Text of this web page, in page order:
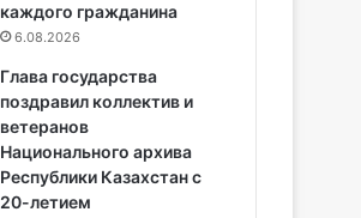
каждого гражданина
6.08.2026
Глава государства
поздравил коллектив и
ветеранов
Национального архива
Республики Казахстан с
20-летием